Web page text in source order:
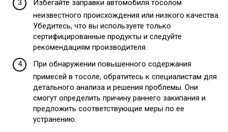
Избегайте заправки автомобиля тосолом
неизвестного происхождения или низкого качества.
Убедитесь, что вы используете только
сертифицированные продукты и следуйте
рекомендациям производителя.
При обнаружении повышенного содержания
примесей в тосоле, обратитесь к специалистам для
детального анализа и решения проблемы. Они
смогут определить причину раннего закипания и
предложить соответствующие меры по ее
устранению.